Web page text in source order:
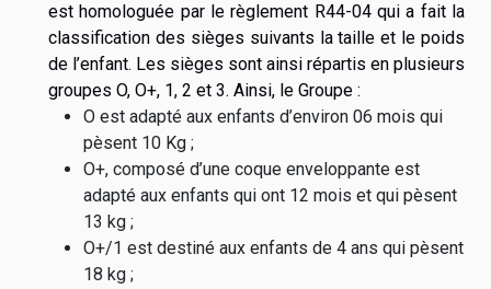
est homologuée par le règlement R44-04 qui a fait la
classification des sièges suivants la taille et le poids
de l’enfant. Les sièges sont ainsi répartis en plusieurs
groupes O, O+, 1, 2 et 3. Ainsi, le Groupe :
O est adapté aux enfants d’environ 06 mois qui
pèsent 10 Kg ;
O+, composé d’une coque enveloppante est
adapté aux enfants qui ont 12 mois et qui pèsent
13 kg ;
O+/1 est destiné aux enfants de 4 ans qui pèsent
18 kg ;